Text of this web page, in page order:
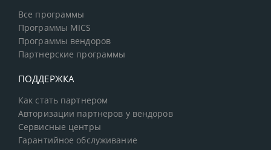
Все программы
Программы MICS
Программы вендоров
Партнерские программы
ПОДДЕРЖКА
Как стать партнером
Авторизации партнеров у вендоров
Сервисные центры
Гарантийное обслуживание